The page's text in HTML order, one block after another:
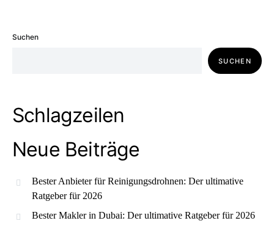
Suchen
SUCHEN
Schlagzeilen
Neue Beiträge
Bester Anbieter für Reinigungsdrohnen: Der ultimative
Ratgeber für 2026
Bester Makler in Dubai: Der ultimative Ratgeber für 2026